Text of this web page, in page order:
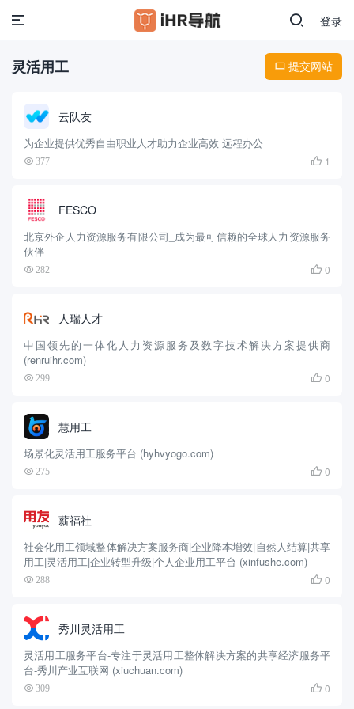
登录
灵活用工  提交网站
云队友
为企业提供优秀自由职业人才助力企业高效 远程办公
377  1
FESCO
北京外企人力资源服务有限公司_成为最可信赖的全球人力资源服务
伙伴
282  0
人瑞人才
中国领先的一体化人力资源服务及数字技术解决方案提供商
(renruihr.com)
299  0
慧用工
场景化灵活用工服务平台 (hyhvyogo.com)
275  0
薪福社
社会化用工领域整体解决方案服务商|企业降本增效|自然人结算|共享
用工|灵活用工|企业转型升级|个人企业用工平台 (xinfushe.com)
288  0
秀川灵活用工
灵活用工服务平台-专注于灵活用工整体解决方案的共享经济服务平
台-秀川产业互联网 (xiuchuan.com)
309  0